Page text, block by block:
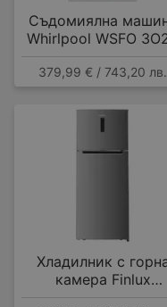
Съдомиялна
Whirlpool WSFO
379,99 € / 743,20 лв.
Хладилник с
камера Finlux